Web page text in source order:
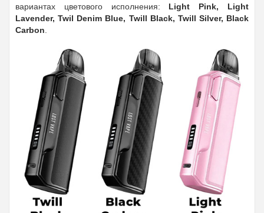
вариантах цветового исполнения: Light Pink, Light
Lavender, Twil Denim Blue, Twill Black, Twill Silver, Black
Carbon